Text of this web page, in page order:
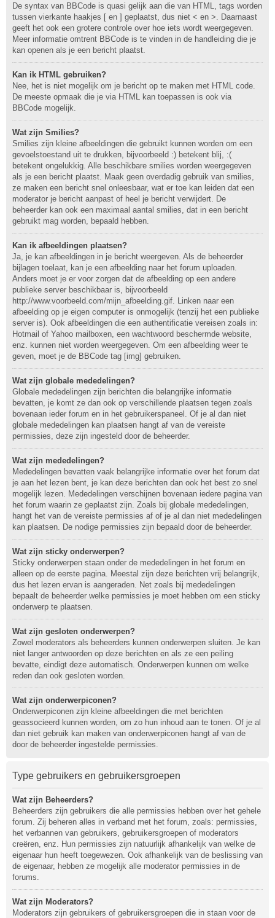
De syntax van BBCode is quasi gelijk aan die van HTML, tags worden
tussen vierkante haakjes [ en ] geplaatst, dus niet < en >. Daarnaast
geeft het ook een grotere controle over hoe iets wordt weergegeven.
Meer informatie omtrent BBCode is te vinden in de handleiding die je
kan openen als je een bericht plaatst.
Kan ik HTML gebruiken?
Nee, het is niet mogelijk om je bericht op te maken met HTML code.
De meeste opmaak die je via HTML kan toepassen is ook via
BBCode mogelijk.
Wat zijn Smilies?
Smilies zijn kleine afbeeldingen die gebruikt kunnen worden om een
gevoelstoestand uit te drukken, bijvoorbeeld :) betekent blij, :(
betekent ongelukkig. Alle beschikbare smilies worden weergegeven
als je een bericht plaatst. Maak geen overdadig gebruik van smilies,
ze maken een bericht snel onleesbaar, wat er toe kan leiden dat een
moderator je bericht aanpast of heel je bericht verwijdert. De
beheerder kan ook een maximaal aantal smilies, dat in een bericht
gebruikt mag worden, bepaald hebben.
Kan ik afbeeldingen plaatsen?
Ja, je kan afbeeldingen in je bericht weergeven. Als de beheerder
bijlagen toelaat, kan je een afbeelding naar het forum uploaden.
Anders moet je er voor zorgen dat de afbeelding op een andere
publieke server beschikbaar is, bijvoorbeeld
http://www.voorbeeld.com/mijn_afbeelding.gif. Linken naar een
afbeelding op je eigen computer is onmogelijk (tenzij het een publieke
server is). Ook afbeeldingen die een authentificatie vereisen zoals in:
Hotmail of Yahoo mailboxen, een wachtwoord beschermde website,
enz. kunnen niet worden weergegeven. Om een afbeelding weer te
geven, moet je de BBCode tag [img] gebruiken.
Wat zijn globale mededelingen?
Globale mededelingen zijn berichten die belangrijke informatie
bevatten, je komt ze dan ook op verschillende plaatsen tegen zoals
bovenaan ieder forum en in het gebruikerspaneel. Of je al dan niet
globale mededelingen kan plaatsen hangt af van de vereiste
permissies, deze zijn ingesteld door de beheerder.
Wat zijn mededelingen?
Mededelingen bevatten vaak belangrijke informatie over het forum dat
je aan het lezen bent, je kan deze berichten dan ook het best zo snel
mogelijk lezen. Mededelingen verschijnen bovenaan iedere pagina van
het forum waarin ze geplaatst zijn. Zoals bij globale mededelingen,
hangt het van de vereiste permissies af of je al dan niet mededelingen
kan plaatsen. De nodige permissies zijn bepaald door de beheerder.
Wat zijn sticky onderwerpen?
Sticky onderwerpen staan onder de mededelingen in het forum en
alleen op de eerste pagina. Meestal zijn deze berichten vrij belangrijk,
dus het lezen ervan is aangeraden. Net zoals bij mededelingen
bepaalt de beheerder welke permissies je moet hebben om een sticky
onderwerp te plaatsen.
Wat zijn gesloten onderwerpen?
Zowel moderators als beheerders kunnen onderwerpen sluiten. Je kan
niet langer antwoorden op deze berichten en als ze een peiling
bevatte, eindigt deze automatisch. Onderwerpen kunnen om welke
reden dan ook gesloten worden.
Wat zijn onderwerpiconen?
Onderwerpiconen zijn kleine afbeeldingen die met berichten
geassocieerd kunnen worden, om zo hun inhoud aan te tonen. Of je al
dan niet gebruik kan maken van onderwerpiconen hangt af van de
door de beheerder ingestelde permissies.
Type gebruikers en gebruikersgroepen
Wat zijn Beheerders?
Beheerders zijn gebruikers die alle permissies hebben over het gehele
forum. Zij beheren alles in verband met het forum, zoals: permissies,
het verbannen van gebruikers, gebruikersgroepen of moderators
creëren, enz. Hun permissies zijn natuurlijk afhankelijk van welke de
eigenaar hun heeft toegewezen. Ook afhankelijk van de beslissing van
de eigenaar, hebben ze mogelijk alle moderator permissies in de
forums.
Wat zijn Moderators?
Moderators zijn gebruikers of gebruikersgroepen die in staan voor de